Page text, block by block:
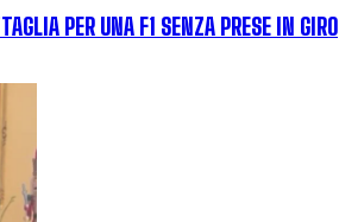
PER UNA F1 SENZA PRESE IN GIRO